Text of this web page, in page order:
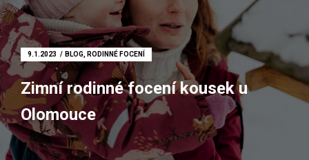
Rodinné fotografování
Firemní focení
Fotoateliér Olomouc
Dokument
9.1.2023 BLOG RODINNÉ FOCENÍ
Zimní rodinné focení kousek u
Olomouce